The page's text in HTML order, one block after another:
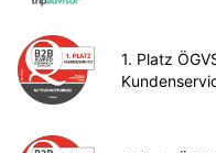
1. Platz